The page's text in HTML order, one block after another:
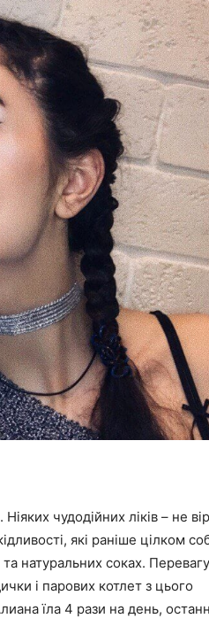
чудодійних ліків – не
які раніше цілком
та натуральних соках. Перевагу
і парових котлет з цього
їла 4 рази на день,